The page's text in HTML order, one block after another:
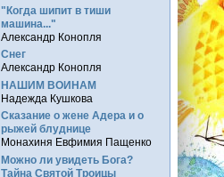
"Когда шипит в тиши
машина..."
Александр Конопля
Снег
Александр Конопля
НАШИМ ВОИНАМ
Надежда Кушкова
Сказание о жене Адера и о
рыжей блуднице
Монахиня Евфимия Пащенко
Можно ли увидеть Бога?
Тайна Святой Троицы